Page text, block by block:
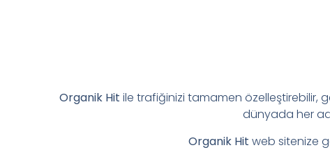
Organik Hit ile trafiğinizi tamamen özelleştirebilir,
dünyada her
Organik Hit web sitenize